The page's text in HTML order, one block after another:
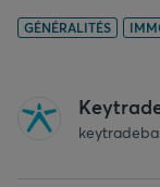
GÉNÉRALITÉS